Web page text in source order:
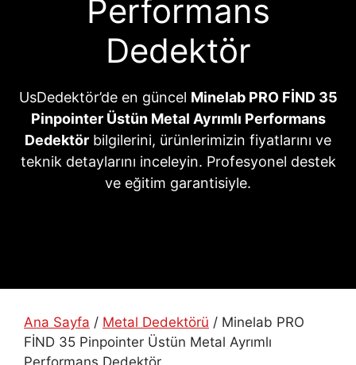
Performans
Dedektör
UsDedektör’de en güncel Minelab PRO FİND 35
Pinpointer Üstün Metal Ayrımlı Performans
Dedektör bilgilerini, ürünlerimizin fiyatlarını ve
teknik detaylarını inceleyin. Profesyonel destek
ve eğitim garantisiyle.
Ana Sayfa / Metal Dedektörü / Minelab PRO
FİND 35 Pinpointer Üstün Metal Ayrımlı
Performans Dedektör